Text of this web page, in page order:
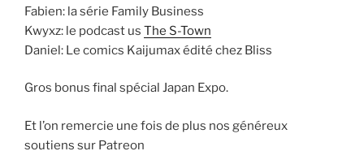
Fabien: la série Family Business
Kwyxz: le podcast us The S-Town
Daniel: Le comics Kaijumax édité chez Bliss
Gros bonus final spécial Japan Expo.
Et l’on remercie une fois de plus nos généreux
soutiens sur Patreon